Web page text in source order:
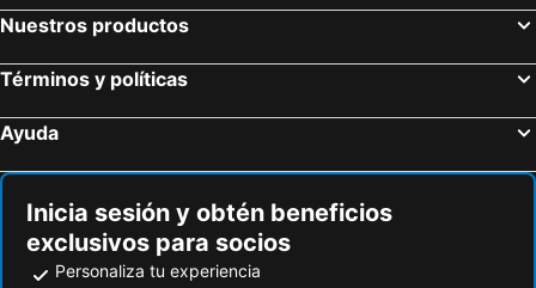
Nuestros productos
Términos y políticas
Ayuda
Inicia sesión y obtén beneficios
exclusivos para socios
Personaliza tu experiencia